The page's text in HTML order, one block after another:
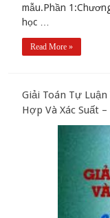
mẫu.Phần
học …
Read More »
Giải Toán Tự
Hợp Và Xác Suất
Luận Và Trắc